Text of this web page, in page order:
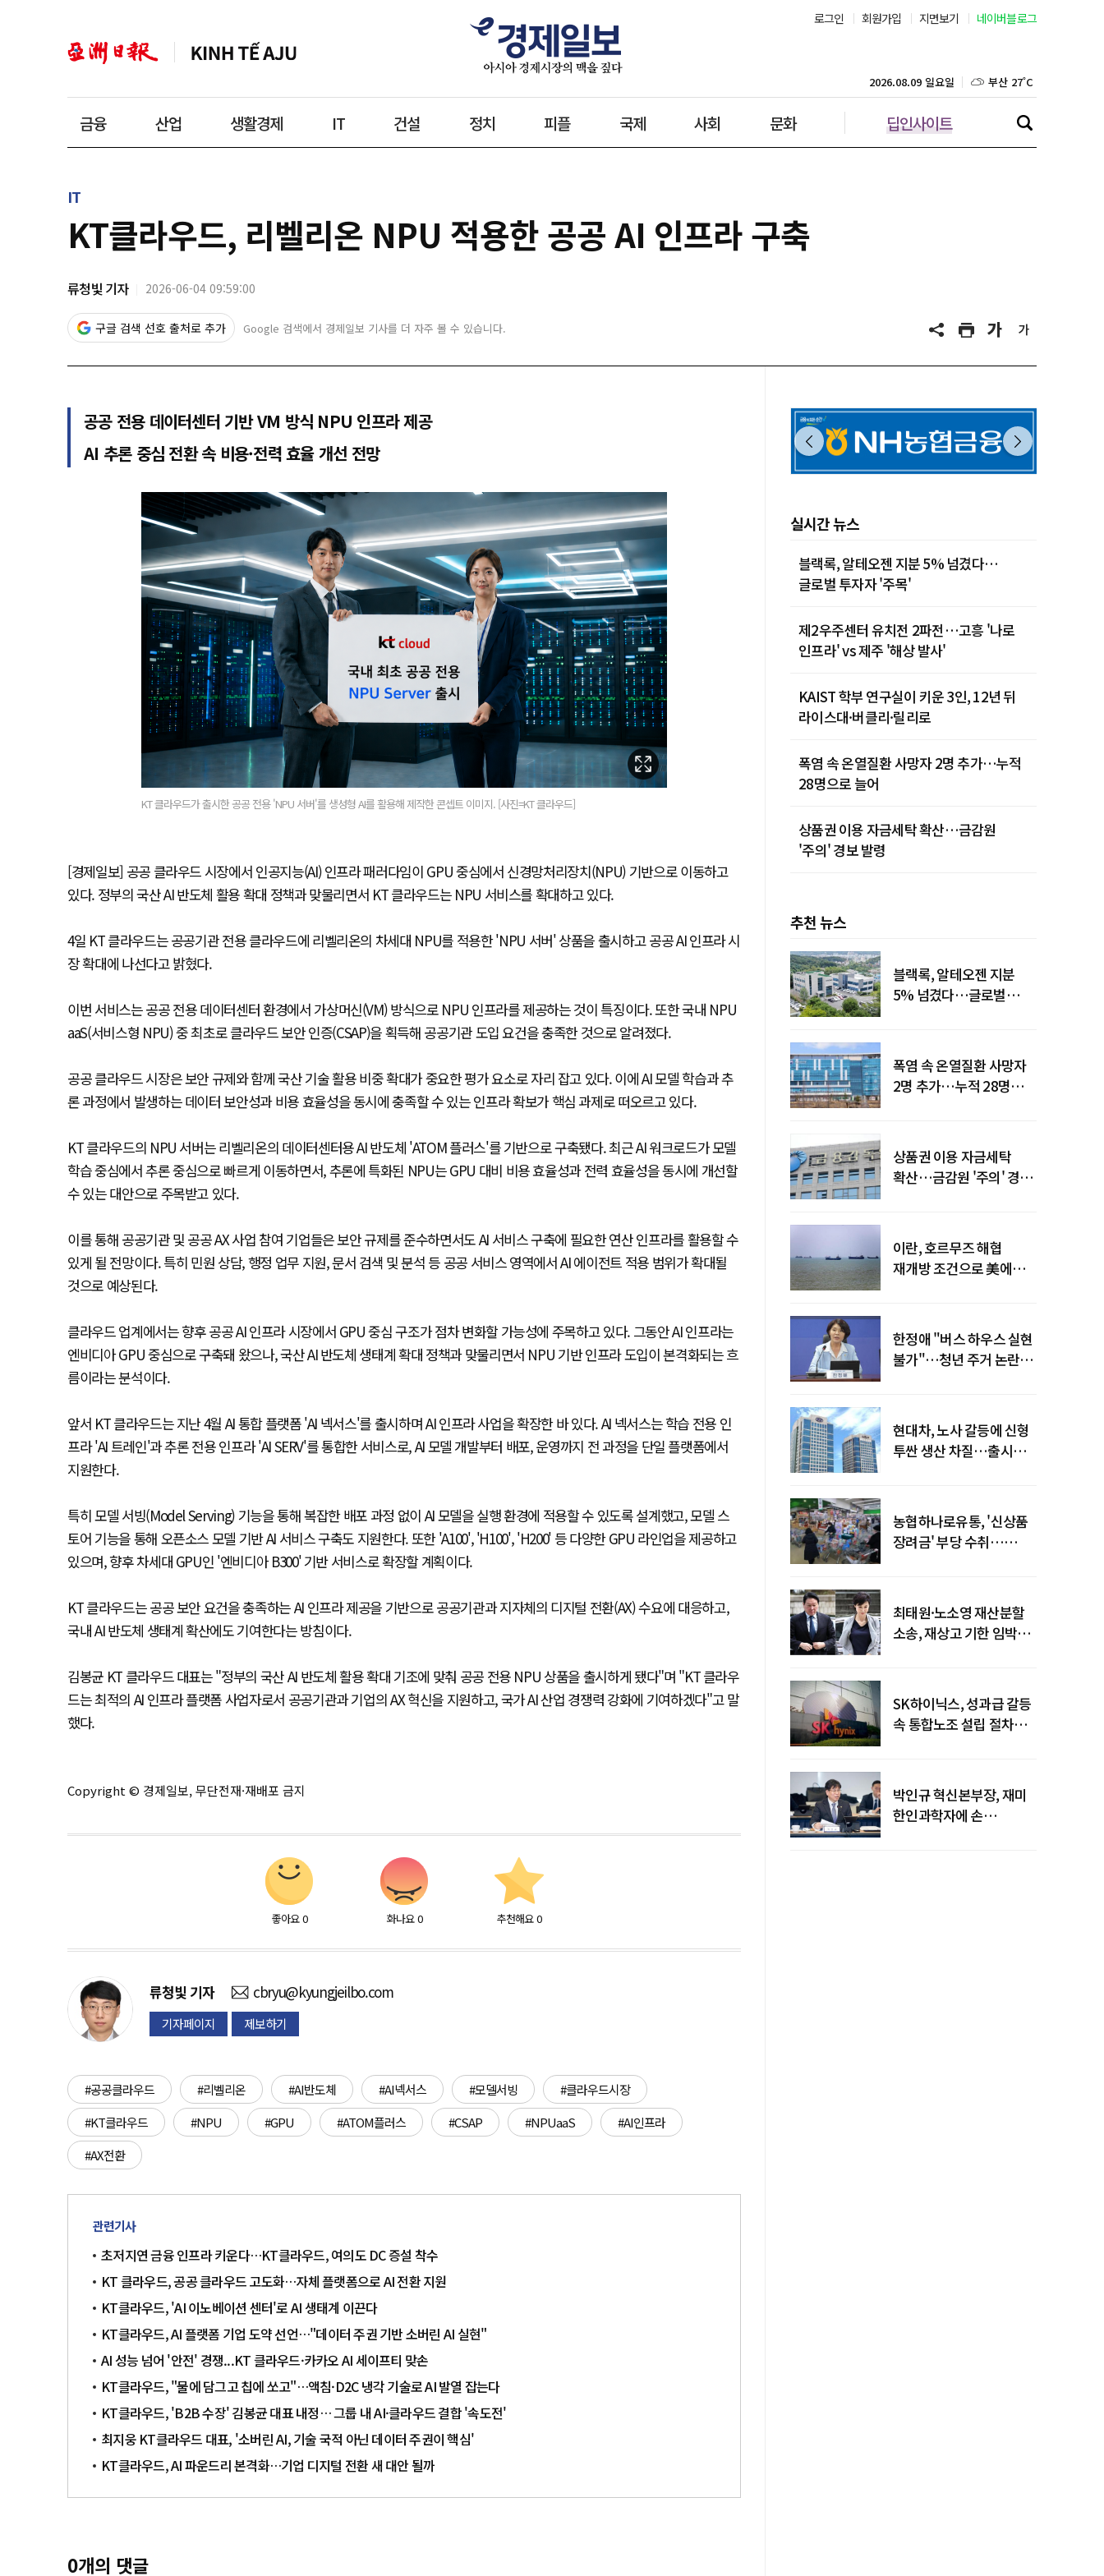
로그인 회원가입 지면보기 네이버블로그
금융 산업 생활경제 IT 건설 정치 피플 국제 사회 문화 딥인사이트
2026.08.09 일요일 대구 25˚C
인천 27˚C
제주 27˚C
IT
KT클라우드, 리벨리온 NPU 적용한 공공 AI 인프라 구축
류청빛 기자 2026-06-04 09:59:00
구글 검색 선호 출처로 추가 Google 검색에서 경제일보 기사를 더 자주 볼 수 있습니다.
공공 전용 데이터센터 기반 VM 방식 NPU 인프라 제공
AI 추론 중심 전환 속 비용·전력 효율 개선 전망
KT 클라우드가 출시한 공공 전용 'NPU 서버'를 생성형 AI를 활용해 제작한 콘셉트 이미지. [사진=KT 클라우드]
[경제일보] 공공 클라우드 시장에서 인공지능(AI) 인프라 패러다임이 GPU 중심에서 신경망처리장치(NPU) 기반으로 이동하고
있다. 정부의 국산 AI 반도체 활용 확대 정책과 맞물리면서 KT 클라우드는 NPU 서비스를 확대하고 있다.
4일 KT 클라우드는 공공기관 전용 클라우드에 리벨리온의 차세대 NPU를 적용한 'NPU 서버' 상품을 출시하고 공공 AI 인프라 시
장 확대에 나선다고 밝혔다.
이번 서비스는 공공 전용 데이터센터 환경에서 가상머신(VM) 방식으로 NPU 인프라를 제공하는 것이 특징이다. 또한 국내 NPU
aaS(서비스형 NPU) 중 최초로 클라우드 보안 인증(CSAP)을 획득해 공공기관 도입 요건을 충족한 것으로 알려졌다.
공공 클라우드 시장은 보안 규제와 함께 국산 기술 활용 비중 확대가 중요한 평가 요소로 자리 잡고 있다. 이에 AI 모델 학습과 추
론 과정에서 발생하는 데이터 보안성과 비용 효율성을 동시에 충족할 수 있는 인프라 확보가 핵심 과제로 떠오르고 있다.
KT 클라우드의 NPU 서버는 리벨리온의 데이터센터용 AI 반도체 'ATOM 플러스'를 기반으로 구축됐다. 최근 AI 워크로드가 모델
학습 중심에서 추론 중심으로 빠르게 이동하면서, 추론에 특화된 NPU는 GPU 대비 비용 효율성과 전력 효율성을 동시에 개선할
수 있는 대안으로 주목받고 있다.
이를 통해 공공기관 및 공공 AX 사업 참여 기업들은 보안 규제를 준수하면서도 AI 서비스 구축에 필요한 연산 인프라를 활용할 수
있게 될 전망이다. 특히 민원 상담, 행정 업무 지원, 문서 검색 및 분석 등 공공 서비스 영역에서 AI 에이전트 적용 범위가 확대될
것으로 예상된다.
클라우드 업계에서는 향후 공공 AI 인프라 시장에서 GPU 중심 구조가 점차 변화할 가능성에 주목하고 있다. 그동안 AI 인프라는
엔비디아 GPU 중심으로 구축돼 왔으나, 국산 AI 반도체 생태계 확대 정책과 맞물리면서 NPU 기반 인프라 도입이 본격화되는 흐
름이라는 분석이다.
앞서 KT 클라우드는 지난 4월 AI 통합 플랫폼 'AI 넥서스'를 출시하며 AI 인프라 사업을 확장한 바 있다. AI 넥서스는 학습 전용 인
프라 'AI 트레인'과 추론 전용 인프라 'AI SERV'를 통합한 서비스로, AI 모델 개발부터 배포, 운영까지 전 과정을 단일 플랫폼에서
지원한다.
특히 모델 서빙(Model Serving) 기능을 통해 복잡한 배포 과정 없이 AI 모델을 실행 환경에 적용할 수 있도록 설계했고, 모델 스
토어 기능을 통해 오픈소스 모델 기반 AI 서비스 구축도 지원한다. 또한 'A100', 'H100', 'H200' 등 다양한 GPU 라인업을 제공하고
있으며, 향후 차세대 GPU인 '엔비디아 B300' 기반 서비스로 확장할 계획이다.
KT 클라우드는 공공 보안 요건을 충족하는 AI 인프라 제공을 기반으로 공공기관과 지자체의 디지털 전환(AX) 수요에 대응하고,
국내 AI 반도체 생태계 확산에도 기여한다는 방침이다.
김봉균 KT 클라우드 대표는 "정부의 국산 AI 반도체 활용 확대 기조에 맞춰 공공 전용 NPU 상품을 출시하게 됐다"며 "KT 클라우
드는 최적의 AI 인프라 플랫폼 사업자로서 공공기관과 기업의 AX 혁신을 지원하고, 국가 AI 산업 경쟁력 강화에 기여하겠다"고 말
했다.
Copyright © 경제일보, 무단전재·재배포 금지
좋아요 0 화나요 0 추천해요 0
류청빛 기자 cbryu@kyungjeilbo.com
기자페이지 제보하기
#공공클라우드 #리벨리온 #AI반도체 #AI넥서스 #모델서빙
#클라우드시장
#KT클라우드
#NPU #GPU #ATOM플러스 #CSAP #NPUaaS
#AI인프라
#AX전환
관련기사
초저지연 금융 인프라 키운다…KT클라우드, 여의도 DC 증설 착수
KT 클라우드, 공공 클라우드 고도화…자체 플랫폼으로 AI 전환 지원
KT클라우드, 'AI 이노베이션 센터'로 AI 생태계 이끈다
KT클라우드, AI 플랫폼 기업 도약 선언…"데이터 주권 기반 소버린 AI 실현"
AI 성능 넘어 '안전' 경쟁...KT 클라우드·카카오 AI 세이프티 맞손
KT클라우드, "물에 담그고 칩에 쏘고"…액침·D2C 냉각 기술로 AI 발열 잡는다
KT클라우드, 'B2B 수장' 김봉균 대표 내정… 그룹 내 AI·클라우드 결합 '속도전'
최지웅 KT클라우드 대표, '소버린 AI, 기술 국적 아닌 데이터 주권이 핵심'
KT클라우드, AI 파운드리 본격화…기업 디지털 전환 새 대안 될까
0개의 댓글
실시간 뉴스
블랙록, 알테오젠 지분 5% 넘겼다…
글로벌 투자자 '주목'
제2우주센터 유치전 2파전…고흥 '나로
인프라' vs 제주 '해상 발사'
KAIST 학부 연구실이 키운 3인, 12년 뒤
라이스대·버클리·릴리로
폭염 속 온열질환 사망자 2명 추가…누적
28명으로 늘어
상품권 이용 자금세탁 확산…금감원
'주의' 경보 발령
추천 뉴스
블랙록, 알테오젠 지분
5% 넘겼다…글로벌
폭염 속 온열질환 사망자
2명 추가…누적 28명으로
상품권 이용 자금세탁
확산…금감원 '주의' 경보
이란, 호르무즈 해협
재개방 조건으로 美에
한정애 "버스 하우스 실현
불가"…청년 주거 논란
현대차, 노사 갈등에 신형
투싼 생산 차질…출시
농협하나로유통, '신상품
장려금' 부당 수취…
최태원·노소영 재산분할
소송, 재상고 기한 임박…
SK하이닉스, 성과급 갈등
속 통합노조 설립 절차
박인규 혁신본부장, 재미
한인과학자에 손